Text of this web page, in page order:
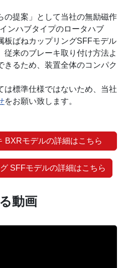
の提案」として当社の無励磁作
ンハブタイプのロータハブ
板ばねカップリングSFFモデル
従来のブレーキ取り付け方法よ
きるため、装置全体のコンパク
は標準仕様ではないため、当社
をお願い致します。
BXRモデルの詳細はこちら
SFFモデルの詳細はこちら
動画